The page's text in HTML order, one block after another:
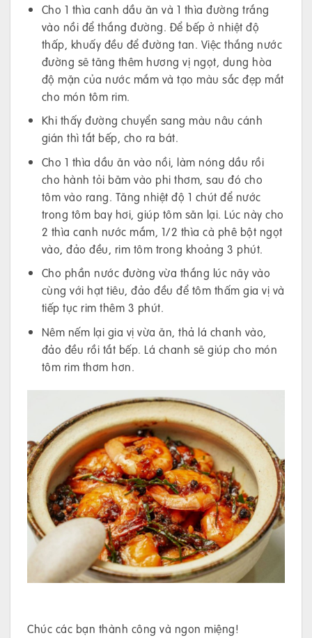
Cho 1 thìa canh dầu ăn và 1 thìa đường trắng
vào nồi để thắng đường. Để bếp ở nhiệt độ
thấp, khuấy đều để đường tan. Việc thắng nước
đường sẽ tăng thêm hương vị ngọt, dung hòa
độ mặn của nước mắm và tạo màu sắc đẹp mắt
cho món tôm rim.
Khi thấy đường chuyển sang màu nâu cánh
gián thì tắt bếp, cho ra bát.
Cho 1 thìa dầu ăn vào nồi, làm nóng dầu rồi
cho hành tỏi băm vào phi thơm, sau đó cho
tôm vào rang. Tăng nhiệt độ 1 chút để nước
trong tôm bay hơi, giúp tôm săn lại. Lúc này cho
2 thìa canh nước mắm, 1/2 thìa cà phê bột ngọt
vào, đảo đều, rim tôm trong khoảng 3 phút.
Cho phần nước đường vừa thắng lúc nãy vào
cùng với hạt tiêu, đảo đều để tôm thấm gia vị và
tiếp tục rim thêm 3 phút.
Nêm nếm lại gia vị vừa ăn, thả lá chanh vào,
đảo đều rồi tắt bếp. Lá chanh sẽ giúp cho món
tôm rim thơm hơn.
Chúc các bạn thành công và ngon miệng!